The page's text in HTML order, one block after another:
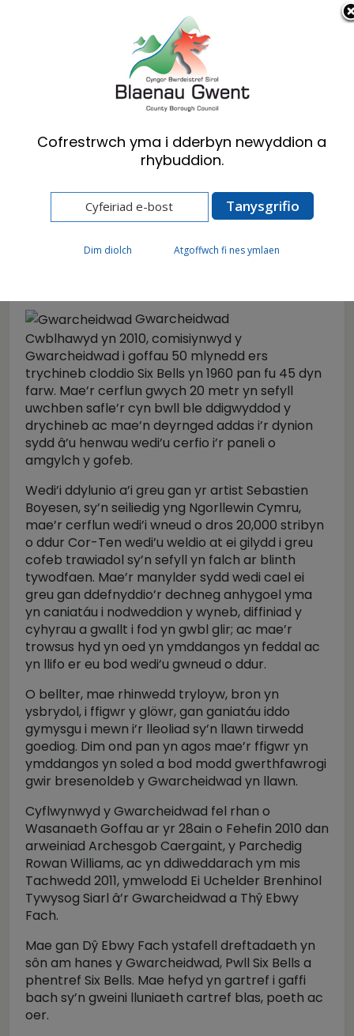
Cymraeg English
Ymwelwyr
Atyniadau
Gwarcheidwad
Gwarcheidwad
Cwblhawyd yn 2010, comisiynwyd y
Gwarcheidwad i goffau 50 mlynedd ers
trychineb cloddio Six Bells yn 1960 pan fu 45 dyn
farw. Mae’r cerflun gwych 20 metr yn sefyll
uwchben safle’r cyn bwll ble ddigwyddod y
drychineb ac mae’n deyrnged addas i’r dynion
sydd â’u henwau wedi’u cerfio i’r paneli o
amgylch y gofeb.
Wedi’i ddylunio a’i greu gan yr artist Sebastien
Boyesen, sy’n seiliedig yng Ngorllewin Cymru,
mae’r cerflun wedi’i wneud o dros 20,000 stribyn
o ddur Cor-Ten wedi’u weldio at ei gilydd i greu
cofeb trawiadol sy’n sefyll yn falch ar blinth
tywodfaen. Mae’r manylder sydd wedi cael ei
greu gan ddefnyddio’r dechneg anhygoel yma
yn caniatáu i nodweddion y wyneb, diffiniad y
cyhyrau a gwallt i fod yn gwbl glir; ac mae’r
trowsus hyd yn oed yn ymddangos yn feddal ac
yn llifo er eu bod wedi’u gwneud o ddur.
O bellter, mae rhinwedd tryloyw, bron yn
ysbrydol, i ffigwr y glöwr, gan ganiatáu iddo
gymysgu i mewn i’r lleoliad sy’n llawn tirwedd
goediog. Dim ond pan yn agos mae’r ffigwr yn
ymddangos yn soled a bod modd gwerthfawrogi
gwir bresenoldeb y Gwarcheidwad yn llawn.
Cyflwynwyd y Gwarcheidwad fel rhan o
Wasanaeth Goffau ar yr 28ain o Fehefin 2010 dan
arweiniad Archesgob Caergaint, y Parchedig
Rowan Williams, ac yn ddiweddarach ym mis
Tachwedd 2011, ymwelodd Ei Uchelder Brenhinol
Tywysog Siarl â’r Gwarcheidwad a Thŷ Ebwy
Fach.
Mae gan Dŷ Ebwy Fach ystafell dreftadaeth yn
sôn am hanes y Gwarcheidwad, Pwll Six Bells a
phentref Six Bells. Mae hefyd yn gartref i gaffi
bach sy’n gweini lluniaeth cartref blas, poeth ac
oer.
Cofrestrwch yma i dderbyn newyddion a
rhybuddion.
Dim diolch Atgoffwch fi nes ymlaen